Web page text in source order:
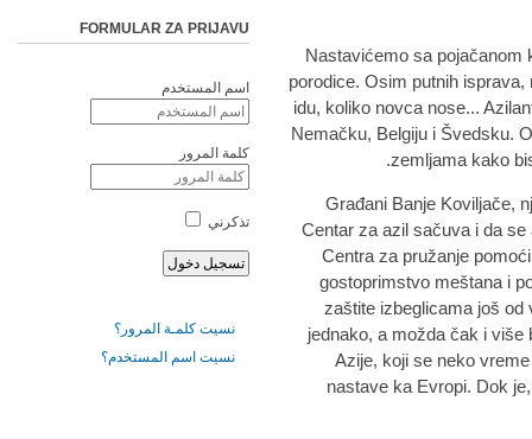
"Nastavićemo sa
porodice. Osim putnih
idu, koliko novca nose...
Nemačku, Belgiju i Švedsku.
zemljama kako
Građani Banje Koviljače,
Centar za azil sačuva i da
Centra za pružanje
gostoprimstvo meštana i
zaštite izbeglicama još
jednako, a možda čak i više
Azije, koji se neko
nastave ka Evropi. Dok
FORMULAR ZA PRIJAVU
اسم المستخدم
كلمة المرور
تذكرني
نسيت كلمـة المرور؟
نسيت اسم المستخدم؟